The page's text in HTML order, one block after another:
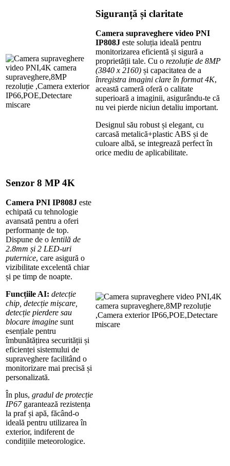
Siguranță și claritate
Camera supraveghere video PNI
IP808J este soluția ideală pentru
monitorizarea eficientă și sigură a
proprietății tale. Cu o rezoluție de 8MP
(3840 x 2160) și capacitatea de a
înregistra imagini clare în format 4K,
această cameră oferă o calitate
superioară a imaginii, asigurându-te că
nu vei pierde niciun detaliu important.
Designul său robust și elegant, cu
carcasă metalică+plastic ABS și de
culoare albă, se integrează perfect în
orice mediu de aplicabilitate.
Senzor 8 MP 4K
Camera PNI IP808J este
echipată cu tehnologie
avansată pentru a oferi
performanțe de top.
Dispune de o lentilă de
2.8mm și 2 LED-uri
puternice, care asigură o
vizibilitate excelentă chiar
și pe timp de noapte.
Funcțiile AI: detecție
chip, detecție mișcare,
detecție pierdere sau
blocare imagine sunt
esențiale pentru
îmbunătățirea securității și
eficienței sistemului de
supraveghere facilitând o
monitorizare mai precisă și
personalizată.
În plus, gradul de protecție
IP67garantează rezistența
la praf și apă, făcând-o
ideală pentru utilizarea în
exterior, indiferent de
condițiile meteorologice.